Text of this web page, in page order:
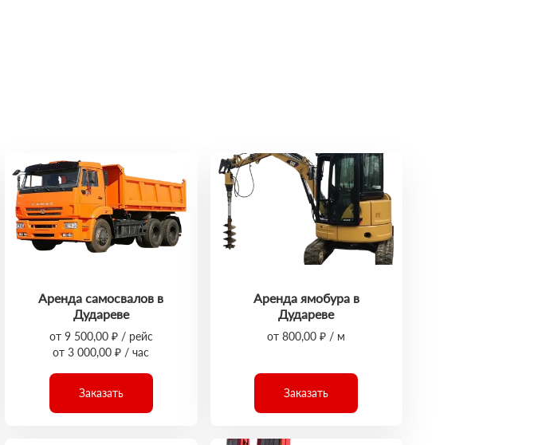
Аренда самосвалов в
Дудареве
от 9 500,00 ₽ / рейс
от 3 000,00 ₽ / час
Заказать
Аренда ямобура в
Дудареве
от 800,00 ₽ / м
Заказать